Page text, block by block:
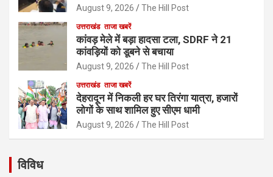
August 9, 2026 The Hill Post
उत्तराखंड ताजा खबरें
कांवड़ मेले में बड़ा हादसा टला, SDRF ने 21
कांवड़ियों को डूबने से बचाया
August 9, 2026 The Hill Post
उत्तराखंड ताजा खबरें
देहरादून में निकली हर घर तिरंगा यात्रा, हजारों
लोगों के साथ शामिल हुए सीएम धामी
August 9, 2026 The Hill Post
विविध